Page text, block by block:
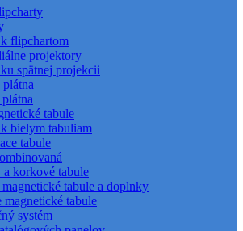
flipchartom
projektory
spätnej projekcii
plátna
tabule
bielym tabuliam
tabule
a korkové tabule
magnetické tabule a doplnky
magnetické tabule
systém